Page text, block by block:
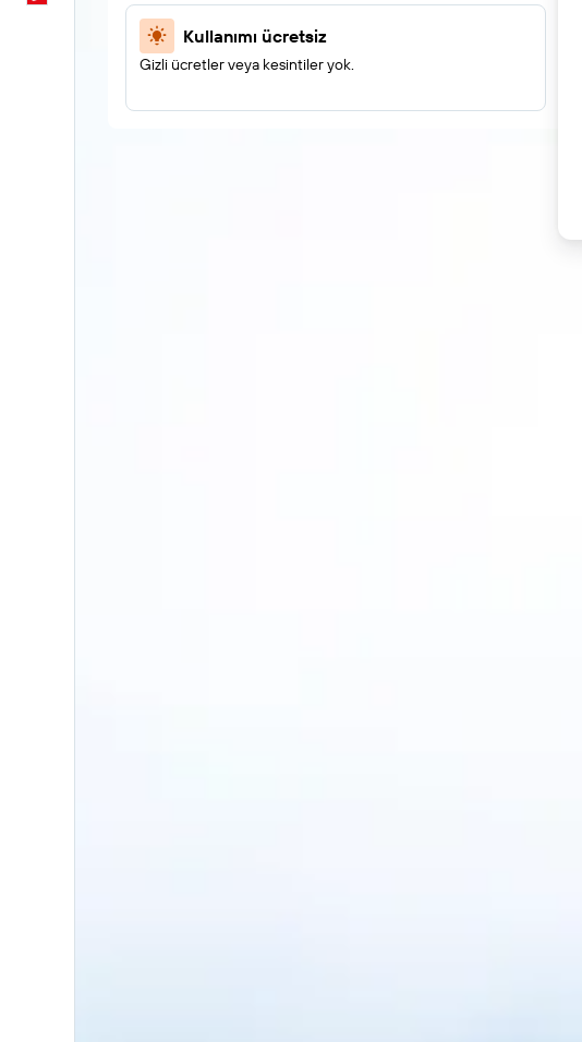
Kullanımı ücretsiz
Gizli ücretler veya kesintiler yok.